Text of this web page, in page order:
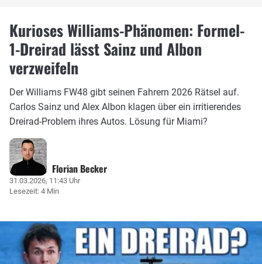
Kurioses Williams-Phänomen: Formel-
1-Dreirad lässt Sainz und Albon
verzweifeln
Der Williams FW48 gibt seinen Fahrern 2026 Rätsel auf.
Carlos Sainz und Alex Albon klagen über ein irritierendes
Dreirad-Problem ihres Autos. Lösung für Miami?
Florian Becker
31.03.2026, 11:43 Uhr
Lesezeit: 4 Min